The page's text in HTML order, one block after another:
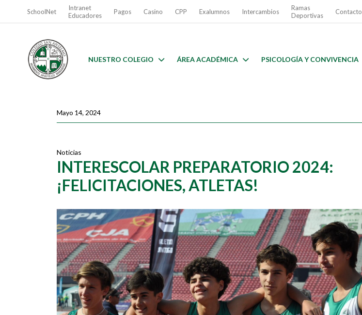
SchoolNet
Intranet
Educadores
Pagos Casino CPP Exalumnos Intercambios
Ramas
Deportivas
Contacto
NUESTRO COLEGIO ÁREA ACADÉMICA PSICOLOGÍA Y CONVIVENCIA
Mayo 14, 2024
Noticias
INTERESCOLAR PREPARATORIO 2024:
¡FELICITACIONES, ATLETAS!